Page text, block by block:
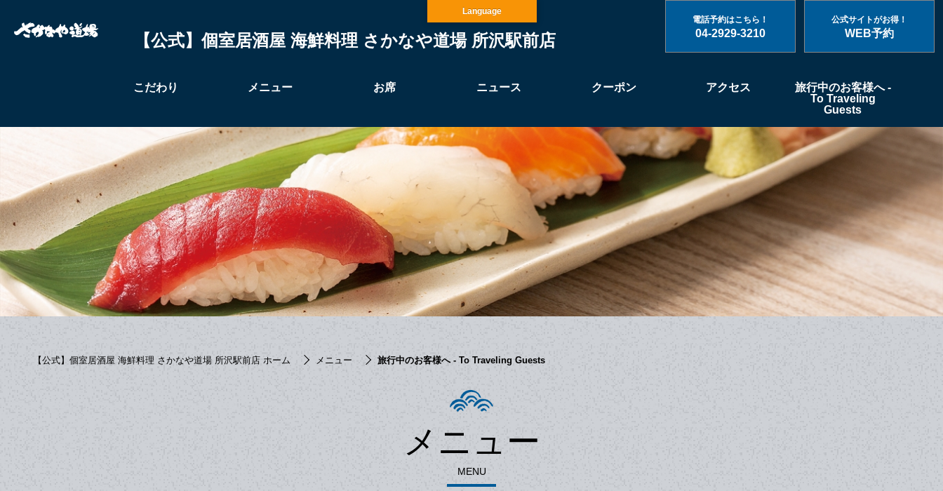
【公式】個室居酒屋 海鮮料理 さかなや道場 所沢駅前店
電話予約はこちら！
04-2929-3210
公式サイトがお得！
WEB予約
こだわり メニュー お席 ニュース クーポン アクセス
旅行中のお客様へ -
To Traveling
Guests
【公式】個室居酒屋 海鮮料理 さかなや道場 所沢駅前店 ホーム メニュー 旅行中のお客様へ - To Traveling Guests
メニュー
MENU
Language